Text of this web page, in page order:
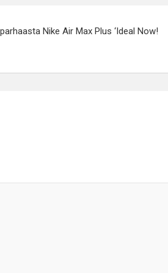
Nike Air Max Plus ‘Ideal Now!